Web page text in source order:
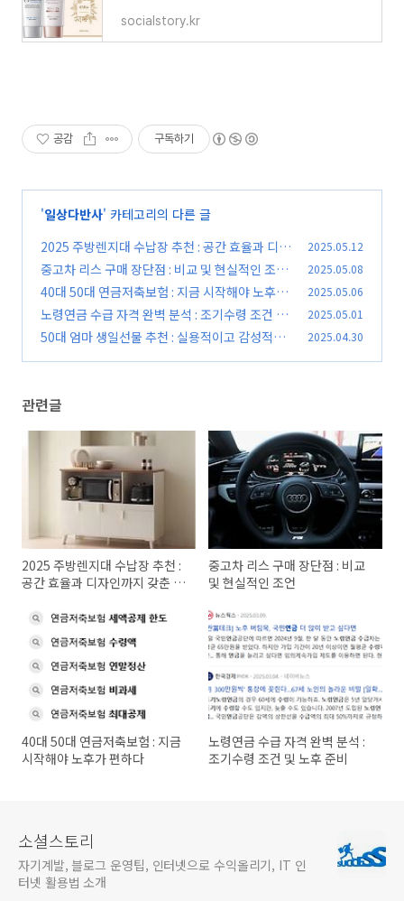
socialstory.kr
공감 구독하기
'일상다반사' 카테고리의 다른 글
2025 주방렌지대 수납장 추천 : 공간 효율과 디자
인까지 갖춘 제품
(0)
2025.05.12
중고차 리스 구매 장단점 : 비교 및 현실적인 조언
(0)
2025.05.08
40대 50대 연금저축보험 : 지금 시작해야 노후가
편하다
(0)
2025.05.06
노령연금 수급 자격 완벽 분석 : 조기수령 조건 및
노후 준비
(0)
2025.05.01
50대 엄마 생일선물 추천 : 실용적이고 감성적인
2025.04.30
관련글
2025 주방렌지대 수납장 추천 :
공간 효율과 디자인까지 갖춘 제
중고차 리스 구매 장단점 : 비교
및 현실적인 조언
40대 50대 연금저축보험 : 지금
시작해야 노후가 편하다
노령연금 수급 자격 완벽 분석 :
조기수령 조건 및 노후 준비
소셜스토리
자기계발, 블로그 운영팁, 인터넷으로 수익올리기, IT 인
터넷 활용법 소개